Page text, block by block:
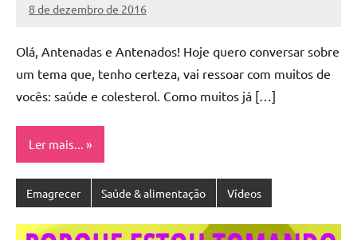
8 de dezembro de 2016
Cibelle
2
Olá, Antenadas e Antenados! Hoje quero conversar sobre
um tema que, tenho certeza, vai ressoar com muitos de
vocês: saúde e colesterol. Como muitos já […]
Ler mais...
Emagrecer Saúde & alimentação Vídeos